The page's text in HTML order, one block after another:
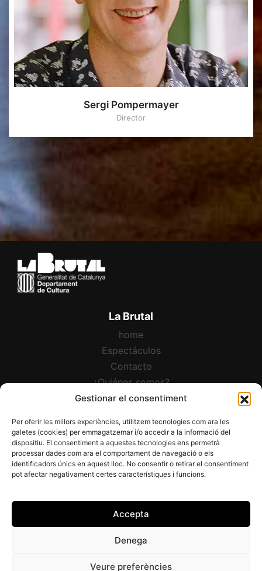
Gestionar el consentiment
Per oferir les millors experiències, utilitzem tecnologies com ara les
galetes (cookies) per emmagatzemar i/o accedir a la informació del
dispositiu. El consentiment a aquestes tecnologies ens permetrà
processar dades com ara el comportament de navegació o els
identificadors únics en aquest lloc. No consentir o retirar el consentiment
pot afectar negativament certes característiques i funcions.
Accepta
Denega
Veure preferències
Sergi Pompermayer
Director
La Brutal
home
Espectáculos
Contacto
¿Quiénes somos?
Català
Newsletter: